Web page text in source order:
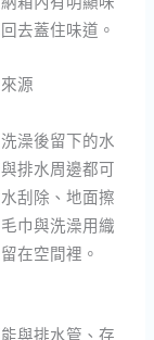
去蓋住味道。
源
澡後留下的水
排水周邊都可
刮除、地面擦
巾與洗澡用織
在空間裡。
與排水管、存